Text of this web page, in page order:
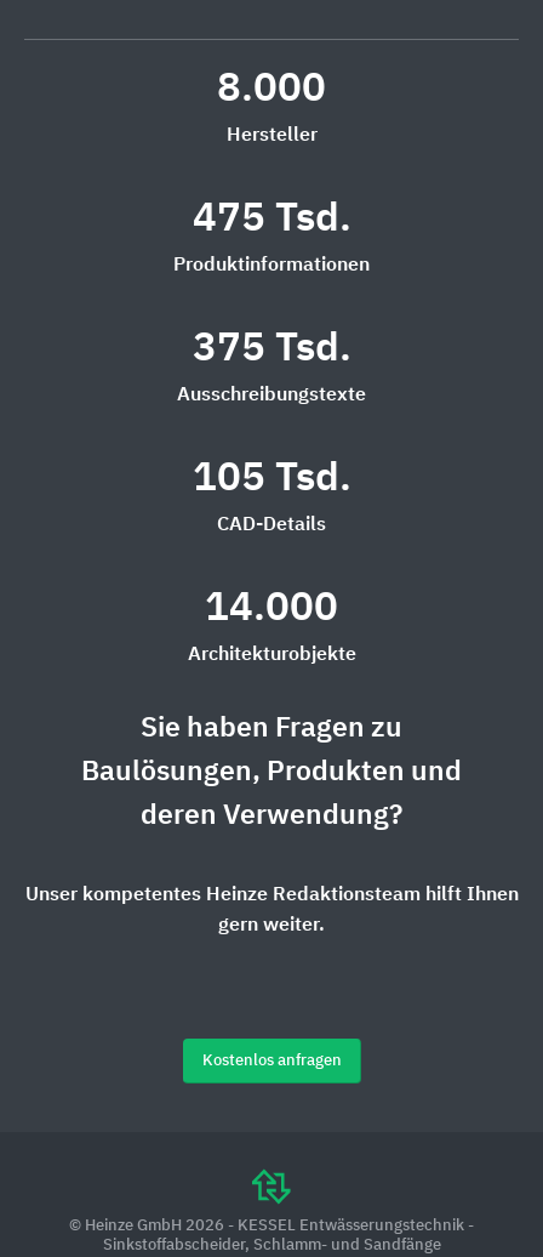
8.000
Hersteller
475 Tsd.
Produktinformationen
375 Tsd.
Ausschreibungstexte
105 Tsd.
CAD-Details
14.000
Architekturobjekte
Sie haben Fragen zu
Baulösungen, Produkten und
deren Verwendung?
Unser kompetentes Heinze Redaktionsteam hilft Ihnen
gern weiter.
Kostenlos anfragen
© Heinze GmbH 2026 - KESSEL Entwässerungstechnik -
Sinkstoffabscheider, Schlamm- und Sandfänge